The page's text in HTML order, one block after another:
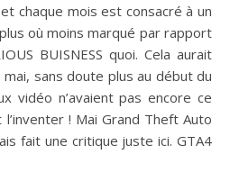
chaque mois est consacré à un
où moins marqué par rapport
BUISNESS quoi. Cela aurait
sans doute plus au début du
vidéo n’avaient pas encore ce
! Mai Grand Theft Auto
fait une critique juste ici. GTA4